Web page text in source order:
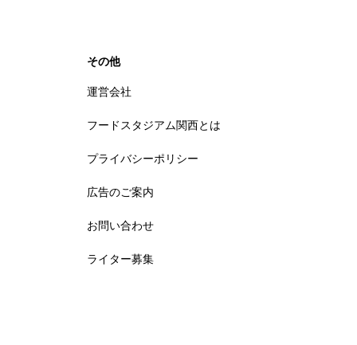
その他
運営会社
フードスタジアム関西とは
プライバシーポリシー
広告のご案内
お問い合わせ
ライター募集